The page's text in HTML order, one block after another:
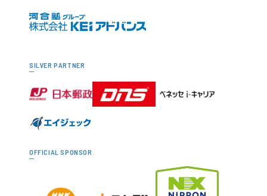
SILVER PARTNER
OFFICIAL SPONSOR